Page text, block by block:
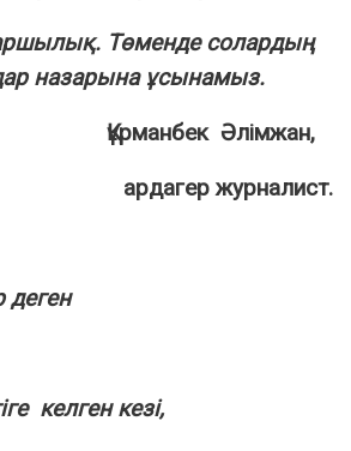
Төменде солардың
назарына ұсынамыз.
Құрманбек Әлімжан,
ардагер журналист.
келген кезі,